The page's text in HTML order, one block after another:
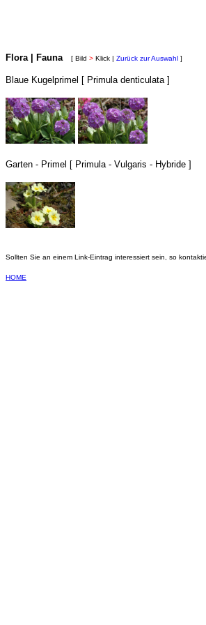
Flora | Fauna [ Bild > Klick | Zurück zur Auswahl ]
Blaue Kugelprimel [ Primula denticulata ]
Garten - Primel [ Primula - Vulgaris - Hybride ]
Sollten Sie an einem Link-Eintrag interessiert sein, so
HOME